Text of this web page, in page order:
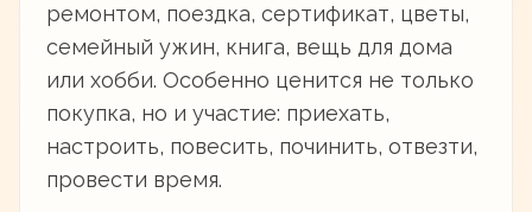
ремонтом, поездка, сертификат, цветы,
семейный ужин, книга, вещь для дома
или хобби. Особенно ценится не только
покупка, но и участие: приехать,
настроить, повесить, починить, отвезти,
провести время.